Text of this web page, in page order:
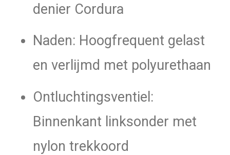
denier Cordura
Naden: Hoogfrequent gelast
en verlijmd met polyurethaan
Ontluchtingsventiel:
Binnenkant linksonder met
nylon trekkoord